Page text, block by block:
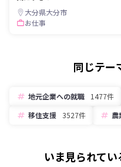
大分県大分市
お仕事
同じテー
地元企業への就職 1477件
移住支援 3527件 農
いま見られて